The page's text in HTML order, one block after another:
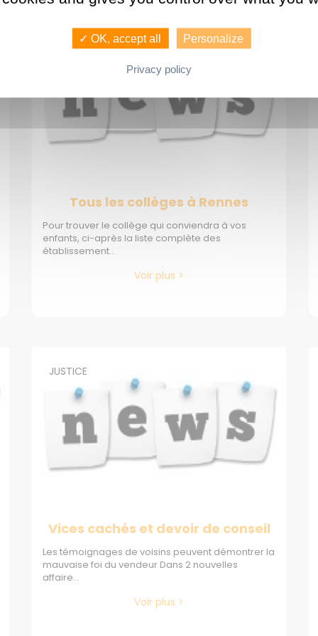
IMMOBILIER À RENNES
Tous les collèges à Rennes
Pour trouver le collège qui conviendra à vos
enfants, ci-après la liste complète des
établissement...
Voir plus >
JUSTICE
Vices cachés et devoir de conseil
Les témoignages de voisins peuvent démontrer la
mauvaise foi du vendeur Dans 2 nouvelles
affaire...
Voir plus >
✓ OK, accept all Personalize
Privacy policy